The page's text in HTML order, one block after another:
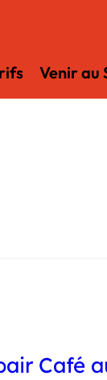
Venir au
Café